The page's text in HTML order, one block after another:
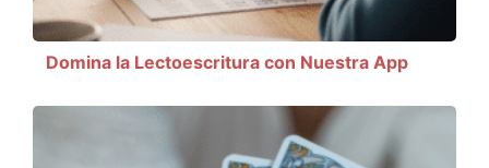
Domina la Lectoescritura con Nuestra App